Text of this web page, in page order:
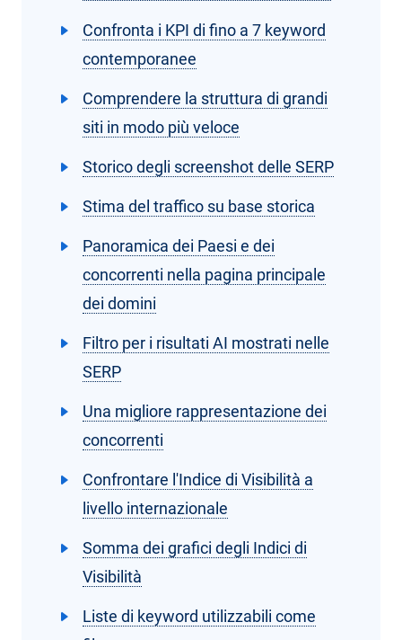
Confronta i KPI di fino a 7 keyword
contemporanee
Comprendere la struttura di grandi
siti in modo più veloce
Storico degli screenshot delle SERP
Stima del traffico su base storica
Panoramica dei Paesi e dei
concorrenti nella pagina principale
dei domini
Filtro per i risultati AI mostrati nelle
SERP
Una migliore rappresentazione dei
concorrenti
Confrontare l'Indice di Visibilità a
livello internazionale
Somma dei grafici degli Indici di
Visibilità
Liste di keyword utilizzabili come